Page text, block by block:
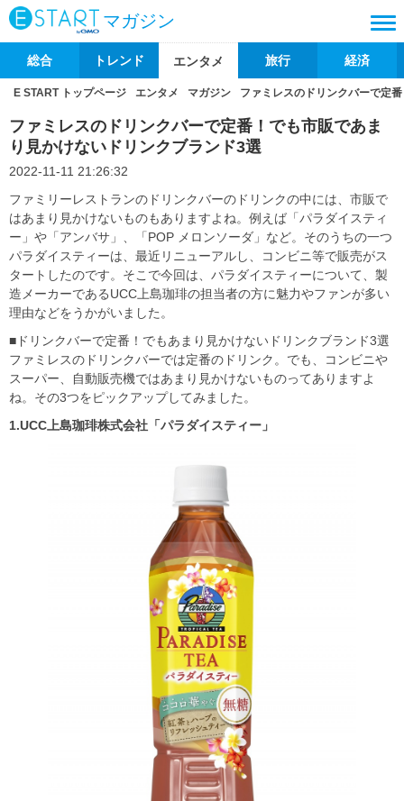
マガジン
総合 トレンド エンタメ 旅行 経済
E START トップページ エンタメ マガジン ファミレスのドリンクバーで定
ファミレスのドリンクバーで定番！でも市販であま
り見かけないドリンクブランド3選
2022-11-11 21:26:32
ファミリーレストランのドリンクバーのドリンクの中には、市販で
はあまり見かけないものもありますよね。例えば「パラダイスティ
ー」や「アンバサ」、「POP メロンソーダ」など。そのうちの一つ
パラダイスティーは、最近リニューアルし、コンビニ等で販売がス
タートしたのです。そこで今回は、パラダイスティーについて、製
造メーカーであるUCC上島珈琲の担当者の方に魅力やファンが多い
理由などをうかがいました。
■ドリンクバーで定番！でもあまり見かけないドリンクブランド3選
ファミレスのドリンクバーでは定番のドリンク。でも、コンビニや
スーパー、自動販売機ではあまり見かけないものってありますよ
ね。その3つをピックアップしてみました。
1.UCC上島珈琲株式会社「パラダイスティー」